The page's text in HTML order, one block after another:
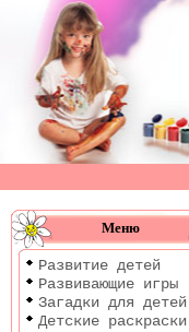
Оригами
|
Раскраски
Развитие
детей
Меню
Развитие детей
Развивающие игры
Загадки для детей
Детские раскраски